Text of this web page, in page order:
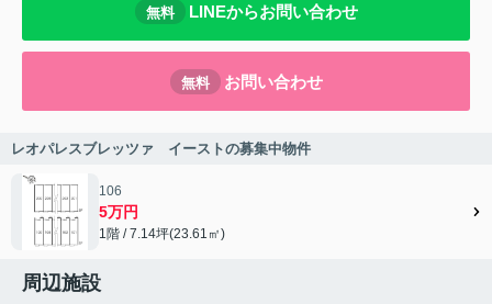
無料 LINEからお問い合わせ
無料 お問い合わせ
レオパレスブレッツァ イーストの募集中物件
106
5万円
1階 / 7.14坪(23.61㎡)
周辺施設